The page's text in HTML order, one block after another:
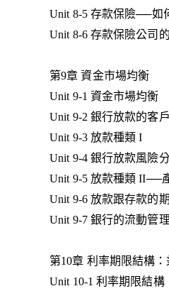
Unit 8-5 存款保險──如
Unit 8-6 存款保險公司
第9章 資金市場均衡
Unit 9-1 資金市場均衡
Unit 9-2 銀行放款的客戶
Unit 9-3 放款種類 I
Unit 9-4 銀行放款風險
Unit 9-5 放款種類 II──
Unit 9-6 放款跟存款的
Unit 9-7 銀行的流動管理
第10章 利率期限結構
Unit 10-1 利率期限結構